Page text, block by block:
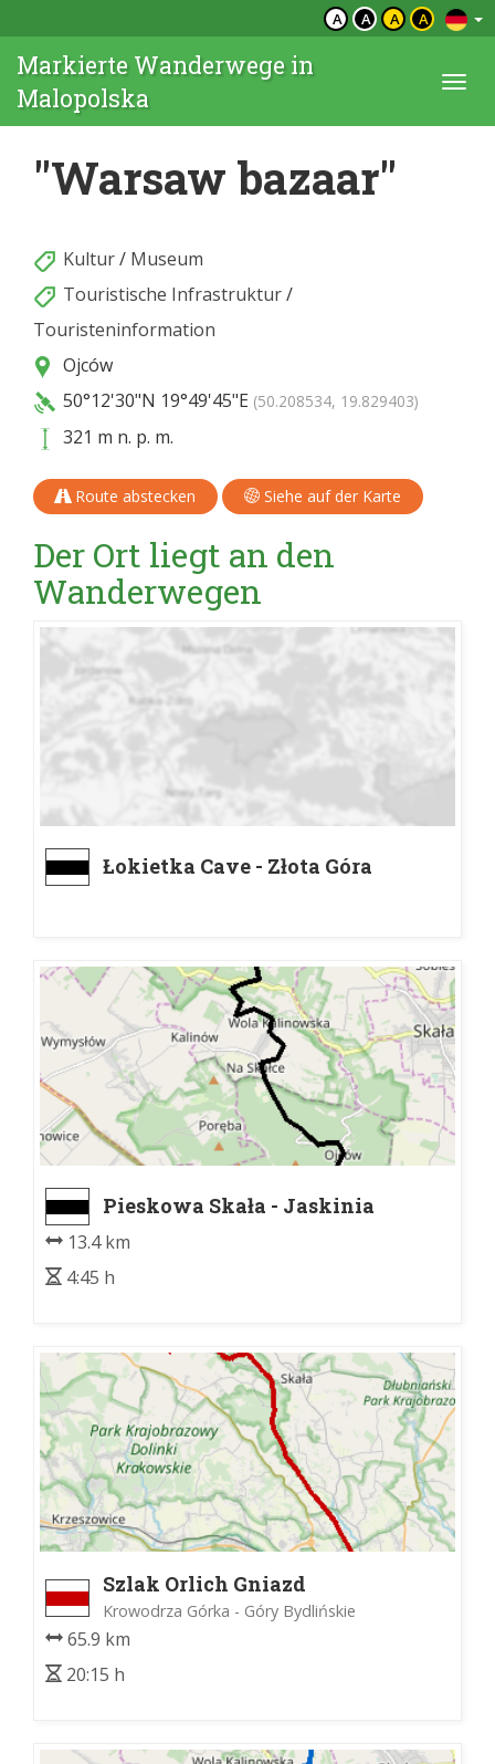
A A A A
Markierte Wanderwege in
Malopolska
"Warsaw bazaar"
Kultur/ Museum
Touristische Infrastruktur/
Touristeninformation
Ojców
50°12'30"N 19°49'45"E (50.208534, 19.829403)
321 m n. p. m.
Route abstecken Siehe auf der Karte
Der Ort liegt an den
Wanderwegen
Łokietka Cave - Złota Góra
Pieskowa Skała - Jaskinia
13.4 km
4:45 h
Szlak Orlich Gniazd
Krowodrza Górka - Góry Bydlińskie
65.9 km
20:15 h